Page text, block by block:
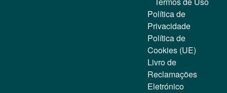
Política de
Privacidade
Política de
Cookies (UE)
Livro de
Reclamações
Eletrónico